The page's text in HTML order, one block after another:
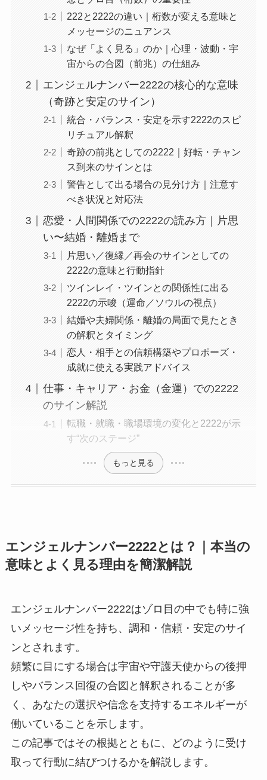
222と2222の違い｜桁数が変える意味と
メッセージのニュアンス
なぜ「よく見る」のか｜心理・波動・宇
宙からの合図（前兆）の仕組み
エンジェルナンバー2222の核心的な意味
（奇跡と安定のサイン）
統合・バランス・安定を示す2222のスピ
リチュアル解釈
奇跡の前兆としての2222｜好転・チャン
ス到来のサインとは
警告として出る場合の見分け方｜注意す
べき状況と対応法
恋愛・人間関係での2222の読み方｜片思
い〜結婚・離婚まで
片思い／復縁／再会のサインとしての
2222の意味と行動指針
ツインレイ・ツインとの関係性に出る
2222の示唆（運命／ソウルの視点）
結婚や夫婦関係・離婚の局面で見たとき
の解釈とタイミング
恋人・相手との信頼構築やプロポーズ・
成就に使える実践アドバイス
仕事・キャリア・お金（金運）での2222
のサイン解説
転職・就職・職場環境の変化と2222が示
す“次のステージ”
もっと見る
エンジェルナンバー2222とは？｜本当の
意味とよく見る理由を簡潔解説
エンジェルナンバー2222はゾロ目の中でも特に強
いメッセージ性を持ち、調和・信頼・安定のサイ
ンとされます。
頻繁に目にする場合は宇宙や守護天使からの後押
しやバランス回復の合図と解釈されることが多
く、あなたの選択や信念を支持するエネルギーが
働いていることを示します。
この記事ではその根拠とともに、どのように受け
取って行動に結びつけるかを解説します。